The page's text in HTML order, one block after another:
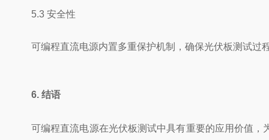
5.3 安全性
可编程直流电源内置多重保护机制，确保光伏板测试过
6. 结语
可编程直流电源在光伏板测试中具有重要的应用价值